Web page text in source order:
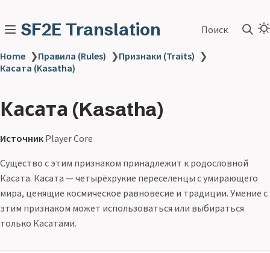
SF2E Translation Поиск
Home ❯Правила (Rules) ❯Признаки (Traits) ❯
Касата (Kasatha)
Касата (Kasatha)
Источник Player Core
Существо с этим признаком принадлежит к родословной
Касата. Касата — четырёхрукие переселенцы с умирающего
мира, ценящие космическое равновесие и традиции. Умение с
этим признаком может использоваться или выбираться
только Касатами.